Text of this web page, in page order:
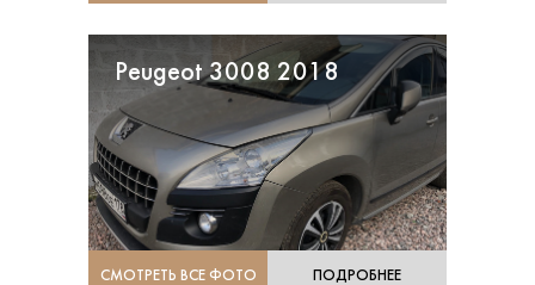
Peugeot 3008 2018
СМОТРЕТЬ ВСЕ ФОТО ПОДРОБНЕЕ